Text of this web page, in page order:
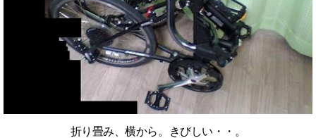
折り畳み、横から。きびしい・・。